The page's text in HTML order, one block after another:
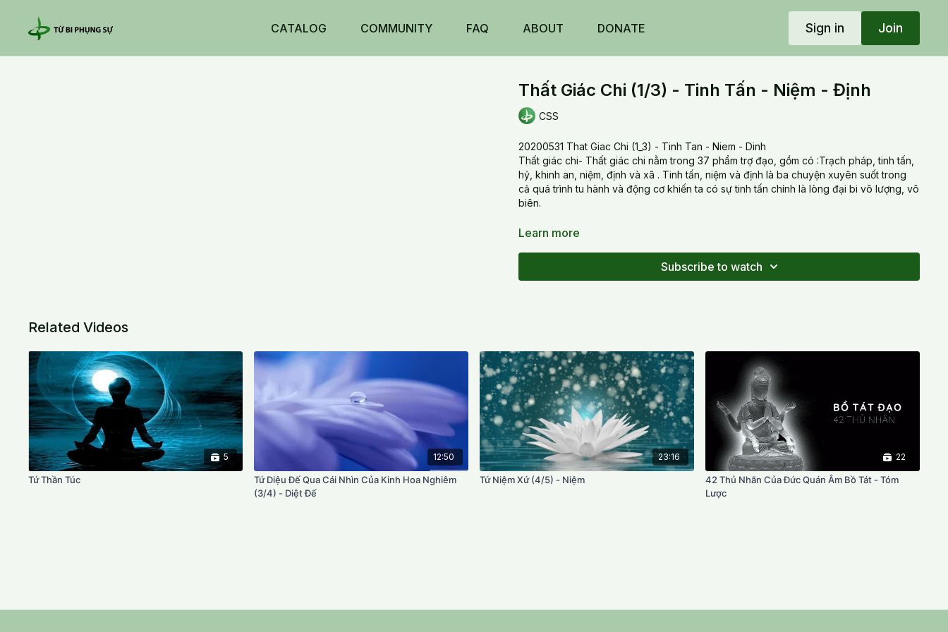
CATALOG COMMUNITY FAQ ABOUT DONATE Sign in Join
Thất Giác Chi (1/3) - Tinh Tấn - Niệm - Định
CSS
20200531 That Giac Chi (1_3) - Tinh Tan - Niem - Dinh
Thất giác chi- Thất giác chi nằm trong 37 phẩm trợ đạo, gồm có :Trạch pháp, tinh tấn,
hỷ, khinh an, niệm, định và xã . Tinh tấn, niệm và định là ba chuyện xuyên suốt trong
cả quá trình tu hành và động cơ khiến ta có sự tinh tấn chính là lòng đại bi vô lượng, vô
biên.
Learn more
Subscribe to watch
Related Videos
5
Tứ Thần Túc
12:50
Tứ Diệu Đế Qua Cái Nhìn Của Kinh Hoa Nghiêm
(3/4) - Diệt Đế
23:16
Tứ Niệm Xứ (4/5) - Niệm
22
42 Thủ Nhãn Của Đức Quán Âm Bồ Tát - Tóm
Lược